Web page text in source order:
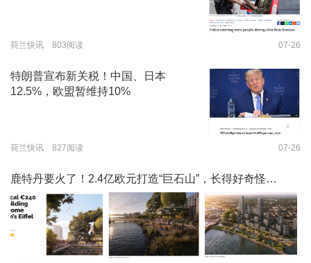
荷兰快讯 803阅读 07-26
特朗普宣布新关税！中国、日本
12.5%，欧盟暂维持10%
荷兰快讯 827阅读 07-26
鹿特丹要火了！2.4亿欧元打造“巨石山”，长得好奇怪…